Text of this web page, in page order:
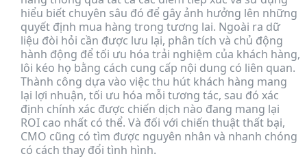
hiểu biết chuyên sâu đó để gây ảnh hưởng lên những
quyết định mua hàng trong tương lai. Ngoài ra dữ
liệu đòi hỏi cần được lưu lại, phân tích và chủ động
hành động để tối ưu hóa trải nghiệm của khách hàng,
lôi kéo họ bằng cách cung cấp nội dung có liên quan.
Thành công dựa vào việc thu hút khách hàng mang
lại lợi nhuận, tối ưu hóa mỗi tương tác, sau đó xác
định chính xác được chiến dịch nào đang mang lại
ROI cao nhất có thể. Và đối với chiến thuật thất bại,
CMO cũng có tìm được nguyên nhân và nhanh chóng
có cách thay đổi tình hình.